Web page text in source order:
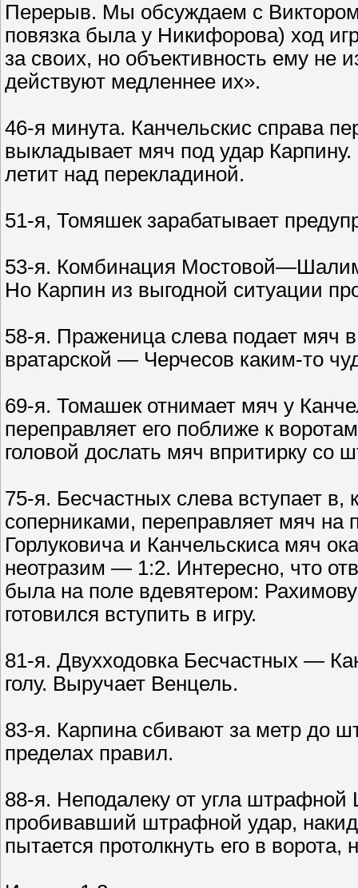
Перерыв. Мы обсуждаем с Виктором
повязка была у Никифорова) ход
за своих, но объективность ему не
действуют медленнее их».
46-я минута. Канчельскис справа
выкладывает мяч под удар
летит над перекладиной.
51-я, Томяшек зарабатывает
53-я. Комбинация
Но Карпин из выгодной ситуации
58-я. Праженица слева подает мяч
вратарской — Черчесов каким-то
69-я. Томашек отнимает мяч у
переправляет его поближе к
головой дослать мяч впритирку со
75-я. Бесчастных слева вступает
соперниками, переправляет мяч на
Горлуковича и Канчельскиса мяч
неотразим — 1:2. Интересно, что
была на поле вдевятером:
готовился вступить в игру.
81-я. Двухходовка Бесчастных —
голу. Выручает Венцель.
83-я. Карпина сбивают за метр до
пределах правил.
88-я. Неподалеку от угла
пробивавший штрафной удар,
пытается протолкнуть его в